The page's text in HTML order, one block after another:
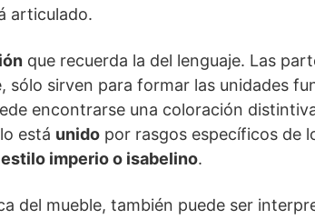
articulado.
que recuerda la del lenguaje. Las
sólo sirven para formar las unidades
encontrarse una coloración
está unido por rasgos específicos de
estilo imperio o isabelino.
del mueble, también puede ser